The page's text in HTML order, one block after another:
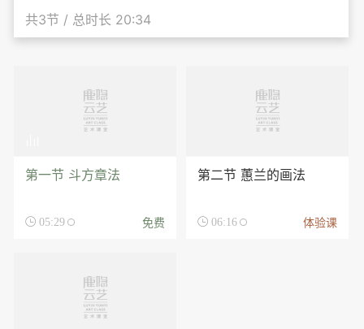
共3节 / 总时长 20:34
第一节 斗方章法
 05:29 免费
第二节 蕙兰的画法
 06:16 体验课